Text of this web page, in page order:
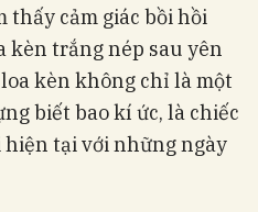
cảm giác bồi hồi
trắng nép sau yên
kèn không chỉ là một
biết bao kí ức, là chiếc
tại với những ngày